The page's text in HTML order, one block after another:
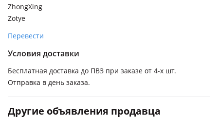
ZhongXing
Zotye
Перевести
Условия доставки
Бесплатная доставка до ПВЗ при заказе от 4-х шт.
Отправка в день заказа.
Другие объявления продавца